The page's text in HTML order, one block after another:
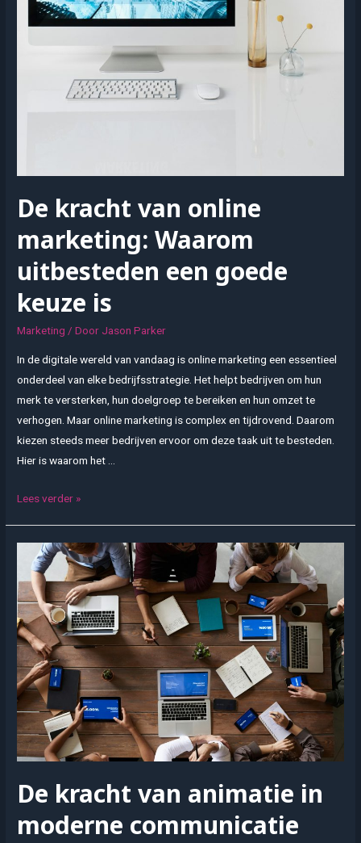
De kracht van online
marketing: Waarom
uitbesteden een goede
keuze is
Marketing / Door Jason Parker
In de digitale wereld van vandaag is online marketing een essentieel
onderdeel van elke bedrijfsstrategie. Het helpt bedrijven om hun
merk te versterken, hun doelgroep te bereiken en hun omzet te
verhogen. Maar online marketing is complex en tijdrovend. Daarom
kiezen steeds meer bedrijven ervoor om deze taak uit te besteden.
Hier is waarom het …
De
online
marketing:
Waarom
uitbesteden
een
goede
keuze
is
Lees verder »
De kracht van animatie in
moderne communicatie